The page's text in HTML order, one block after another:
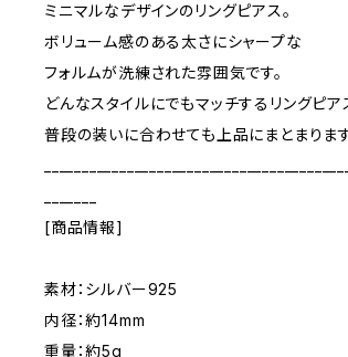
ミニマルなデザインのリングピアス。
ボリューム感のある太さにシャープな
フォルムが洗練された雰囲気です。
どんなスタイルにでもマッチするリングピア
普段の装いに合わせても上品にまとまります
[商品情報]
素材：シルバー925
内径：約14mm
重量：約5g